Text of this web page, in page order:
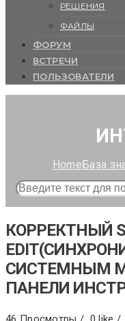
РЕШЕНИЯ
ФАЙЛЫ
ФОРУМ
ВСТРЕЧИ
ПОЛЬЗОВАТЕЛИ
HomeБаза
КОРРЕКТНЫЙ
СИСТЕМНЫМ
ПАНЕЛИ